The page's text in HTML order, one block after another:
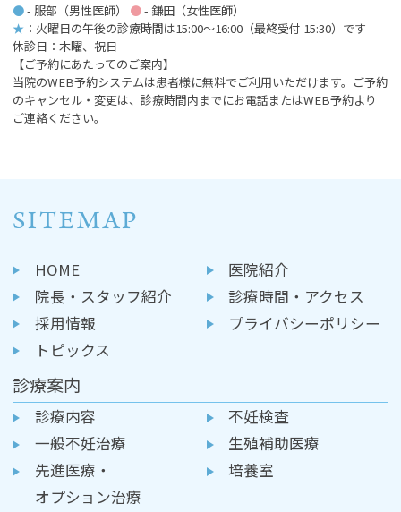
●- 服部（男性医師） ●- 鎌田（女性医師）
★ ：火曜日の午後の診療時間は15:00～16:00 （最終受付 15:30）です
休診日：木曜、祝日
【ご予約にあたってのご案内】
当院のWEB予約システムは患者様に無料でご利用いただけます。ご予約
のキャンセル・変更は、診療時間内までにお電話またはWEB予約より
ご連絡ください。
SITEMAP
HOME
医院紹介
院長・スタッフ紹介
診療時間・アクセス
採用情報
プライバシーポリシー
トピックス
診療案内
診療内容
不妊検査
一般不妊治療
生殖補助医療
先進医療・
オプション治療
培養室